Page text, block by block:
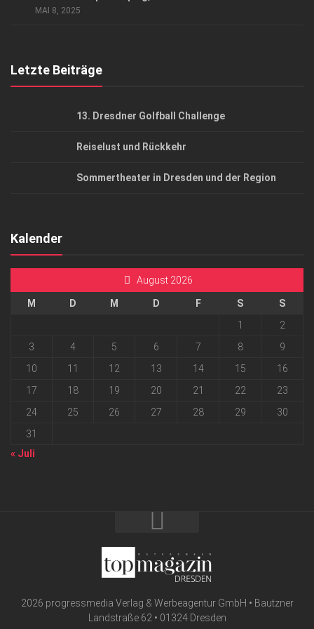
MAI 8, 2025
Letzte Beiträge
13. Dresdner Golfball Challenge
Reiselust und Rückkehr
Sommertheater in Dresden und der Region
Kalender
August 2026
M D M D F S
S
1
2
3
4 5 6 7 8
9
10
11 12 13 14 15
16
17
18 19 20 21 22
23
24
25 26 27 28 29
30
31
« Juli
2026 progressmedia Verlag & Werbeagentur GmbH • Bautzner
Landstraße 62 • 01324 Dresden